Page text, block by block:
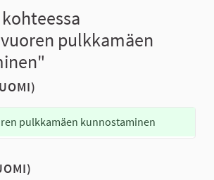
pulkkamäen
pulkkamäen kunnostaminen